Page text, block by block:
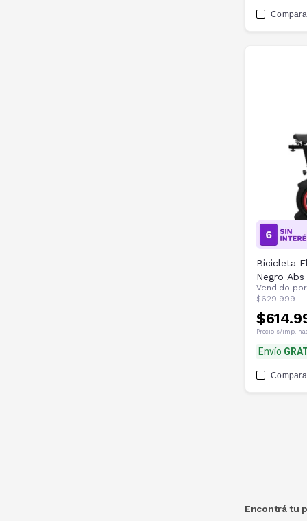
Bicicleta
Negro
Vendido
$629.999
Precio s/imp.
Envío
Encontrá tu